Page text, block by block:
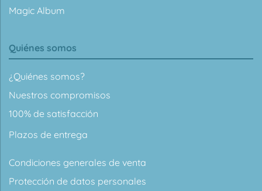
Magic Album
Quiénes somos
¿Quiénes somos?
Nuestros compromisos
100% de satisfacción
Plazos de entrega
Condiciones generales de venta
Protección de datos personales